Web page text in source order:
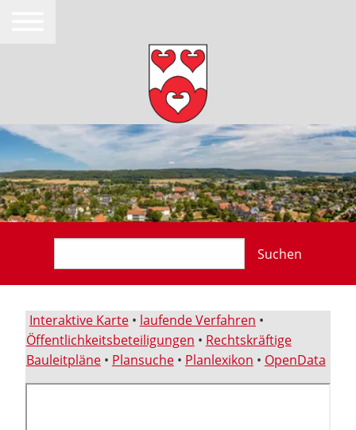
Suchen
Interaktive Karte• laufende Verfahren •
Öffentlichkeitsbeteiligungen • Rechtskräftige
Bauleitpläne• Plansuche• Planlexikon • OpenData